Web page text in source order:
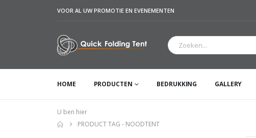
VOOR AL UW PROMOTIE EN EVENEMENTEN
HOME PRODUCTEN BEDRUKKING GALLERY
U ben hier
PRODUCT TAG - NOODTENT